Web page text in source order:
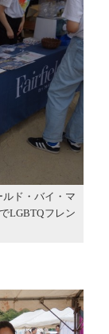
ド・バイ・マ
LGBTQフレン